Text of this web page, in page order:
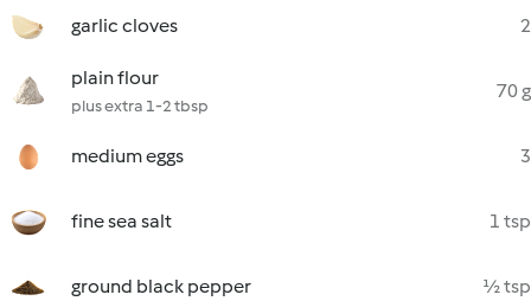
garlic cloves 2
plain flour
plus extra 1-2 tbsp
70 g
medium eggs 3
fine sea salt 1 tsp
ground black pepper ½ tsp